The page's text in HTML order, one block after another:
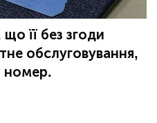
її без згоди
обслуговування,
номер.